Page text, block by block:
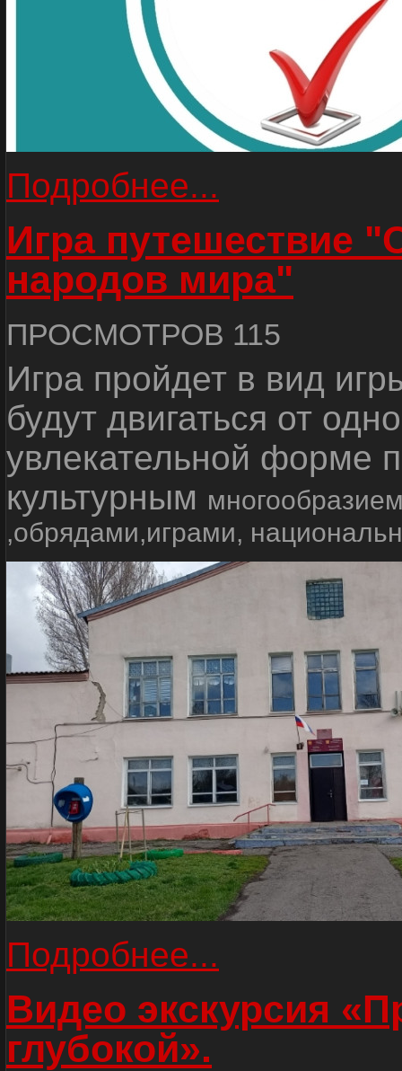
Подробнее...
Игра путешествие
народов мира"
ПРОСМОТРОВ 115
Игра пройдет в вид
будут двигаться от
увлекательной форме
культурным
,обрядами,играми,
Подробнее...
Видео экскурсия
глубокой».